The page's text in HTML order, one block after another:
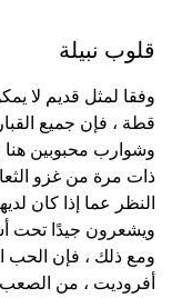
قلوب نبيلة
وفقا لمثل قديم لا
قطة ، فإن جميع
وشوارب محبوبين هنا
ذات مرة من غزو
النظر عما إذا كان
ويشعرون جيدًا تحت
ومع ذلك ، فإن الحب
أفروديت ، من الصعب